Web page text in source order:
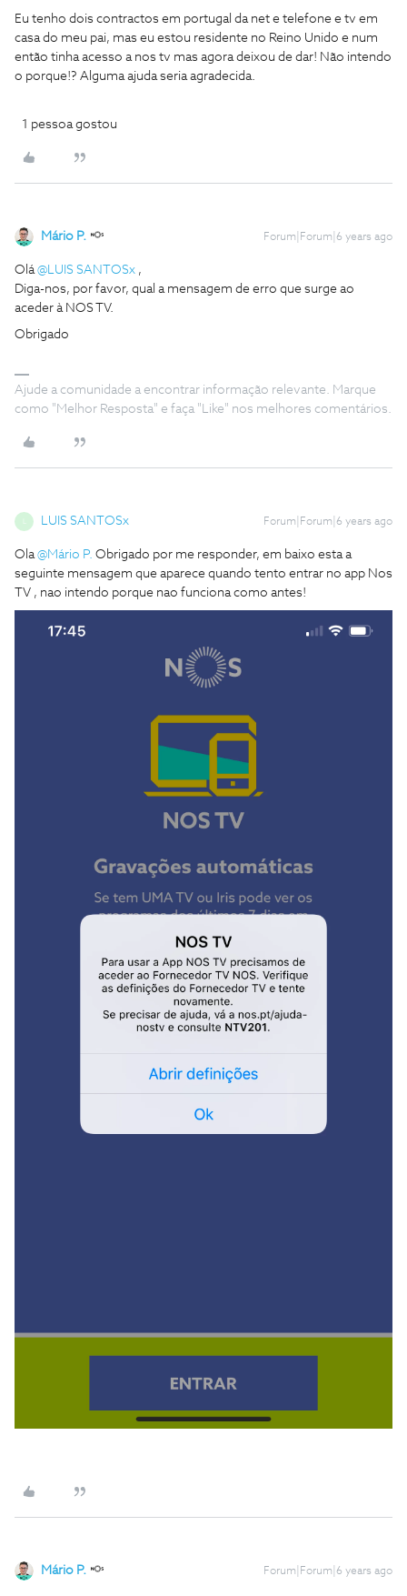
Eu tenho dois contractos em portugal da net e telefone e tv em
casa do meu pai, mas eu estou residente no Reino Unido e num
então tinha acesso a nos tv mas agora deixou de dar! Não intendo
o porque!? Alguma ajuda seria agradecida.
1 pessoa gostou
Mário P. Forum|Forum|6 years ago
Olá@LUIS SANTOSx ,
Diga-nos, por favor, qual a mensagem de erro que surge ao
aceder à NOS TV.
Obrigado
Ajude a comunidade a encontrar informação relevante. Marque
como "Melhor Resposta" e faça "Like" nos melhores comentários.
LUIS SANTOSx Forum|Forum|6 years ago
Ola@Mário P. Obrigado por me responder, em baixo esta a
seguinte mensagem que aparece quando tento entrar no app Nos
TV , nao intendo porque nao funciona como antes!
Mário P. Forum|Forum|6 years ago